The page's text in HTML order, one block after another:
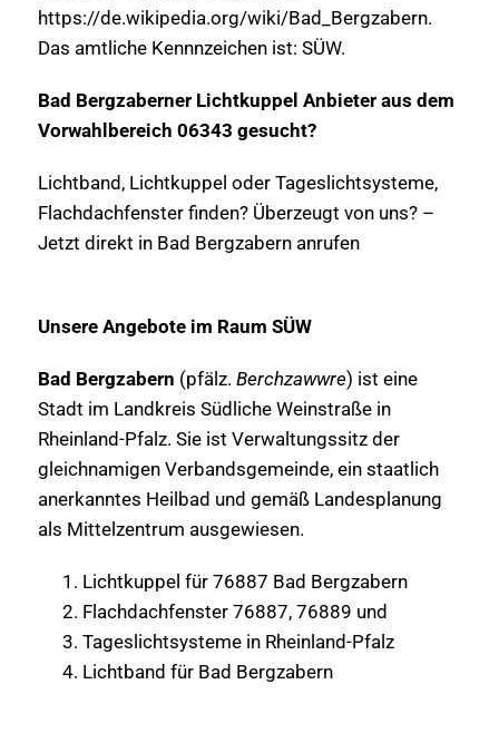
https://de.wikipedia.org/wiki/Bad_Bergzabern.
Das amtliche Kennnzeichen ist: SÜW.
Bad Bergzaberner Lichtkuppel Anbieter aus dem
Vorwahlbereich 06343 gesucht?
Lichtband, Lichtkuppel oder Tageslichtsysteme,
Flachdachfenster finden? Überzeugt von uns? –
Jetzt direkt in Bad Bergzabern anrufen
Unsere Angebote im Raum SÜW
Bad Bergzabern (pfälz. Berchzawwre) ist eine
Stadt im Landkreis Südliche Weinstraße in
Rheinland-Pfalz. Sie ist Verwaltungssitz der
gleichnamigen Verbandsgemeinde, ein staatlich
anerkanntes Heilbad und gemäß Landesplanung
als Mittelzentrum ausgewiesen.
Lichtkuppel für 76887 Bad Bergzabern
Flachdachfenster 76887, 76889 und
Tageslichtsysteme in Rheinland-Pfalz
Lichtband für Bad Bergzabern